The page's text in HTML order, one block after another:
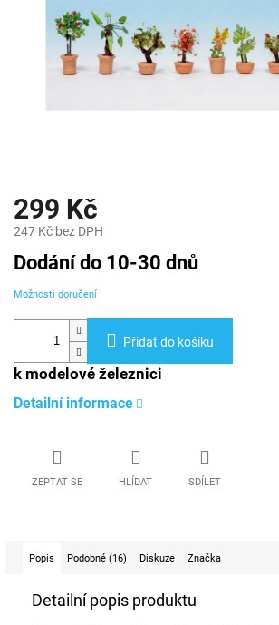
299 Kč
247 Kč bez DPH
Měrná
cena:
Dodání do 10-30 dnů
Možnosti doručení
Přidat do košíku
k modelové železnici
Detailní informace
ZEPTAT SE HLÍDAT SDÍLET
Popis Podobné (16) Diskuze Značka
Detailní popis produktu